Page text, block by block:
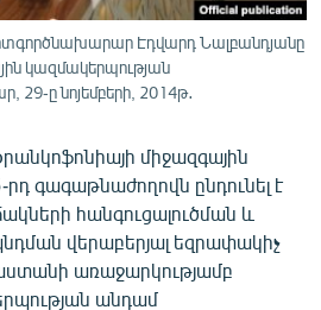
Էդվարդ Նալբանդյանը
կազմակերպության
ը նոյեմբերի, 2014թ․
միջազգային
գագաթնաժողովն ընդունել է
հանգուցալուծման և
վերաբերյալ եզրափակիչ
առաջարկությամբ
անդամ